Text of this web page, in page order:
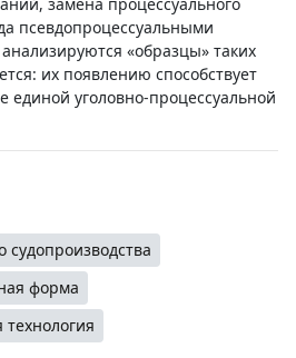
псевдопроцессуальными
«образцы» таких
их появлению способствует
единой уголовно-процессуальной
судопроизводства
форма